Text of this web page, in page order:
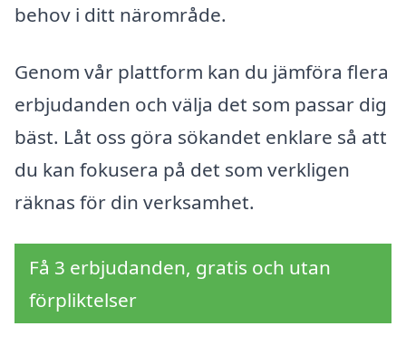
behov i ditt närområde.
Genom vår plattform kan du jämföra flera
erbjudanden och välja det som passar dig
bäst. Låt oss göra sökandet enklare så att
du kan fokusera på det som verkligen
räknas för din verksamhet.
Få 3 erbjudanden, gratis och utan
förpliktelser